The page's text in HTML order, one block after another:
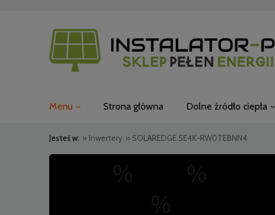
Menu Strona główna Dolne źródło ciepła
Jesteś w: » Inwertery » SOLAREDGE SE4K-RW0TEBNN4